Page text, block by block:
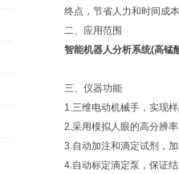
终点，节省人力和时间成
二、应用范围
智能机器人分析系统(高锰
三、仪器功能
1.三维电动机械手，实现
2.采用模拟人眼的高分辨
3.自动加注和滴定试剂，
4.自动标定滴定泵，保证